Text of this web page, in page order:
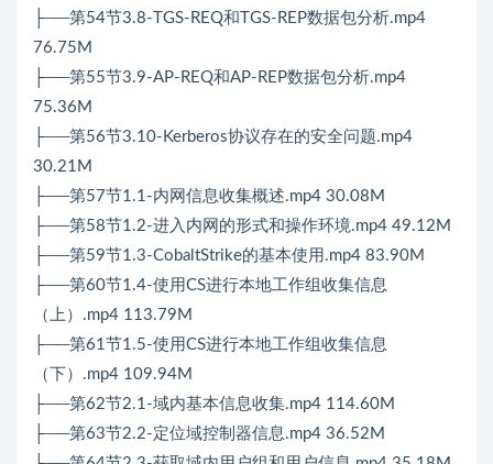
├──第54节3.8-TGS-REQ和TGS-REP数据包分析.mp4
76.75M
├──第55节3.9-AP-REQ和AP-REP数据包分析.mp4
75.36M
├──第56节3.10-Kerberos协议存在的安全问题.mp4
30.21M
├──第57节1.1-内网信息收集概述.mp4 30.08M
├──第58节1.2-进入内网的形式和操作环境.mp4 49.12M
├──第59节1.3-CobaltStrike的基本使用.mp4 83.90M
├──第60节1.4-使用CS进行本地工作组收集信息
（上）.mp4 113.79M
├──第61节1.5-使用CS进行本地工作组收集信息
（下）.mp4 109.94M
├──第62节2.1-域内基本信息收集.mp4 114.60M
├──第63节2.2-定位域控制器信息.mp4 36.52M